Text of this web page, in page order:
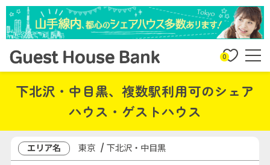
0
下北沢・中目黒、複数駅利用可のシェア
ハウス・ゲストハウス
エリア名
東京 / 下北沢・中目黒